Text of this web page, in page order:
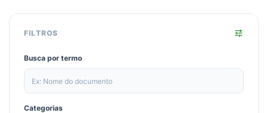
FILTROS tune
Busca por termo
Categorias